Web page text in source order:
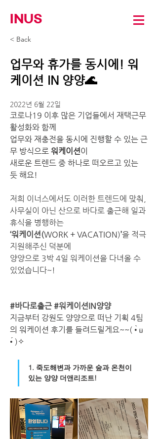
INUS
< Back
업무와 휴가를 동시에! 워
케이션 IN 양양🌊
2022년 6월 22일
코로나19 이후 많은 기업들에서 재택근무
활성화와 함께
업무와 재충전을 동시에 진행할 수 있는 근
무 방식으로 워케이션이
새로운 트렌드 중 하나로 떠오르고 있는
듯 해요!
저희 이너스에서도 이러한 트렌드에 맞춰,
사무실이 아닌 산으로 바다로 출근해 일과
휴식을 병행하는
‘워케이션(WORK + VACATION)’을 적극
지원해주신 덕분에
양양으로 3박 4일 워케이션을 다녀올 수
있었습니다~!
#바다로출근 #워케이션IN양양
지금부터 강원도 양양으로 떠난 기획 4팀
의 워케이션 후기를 들려드릴게요~~( •̀ ω
•́ )✧
1. 죽도해변과 가까운 숲과 온천이
있는 양양 더앤리조트!